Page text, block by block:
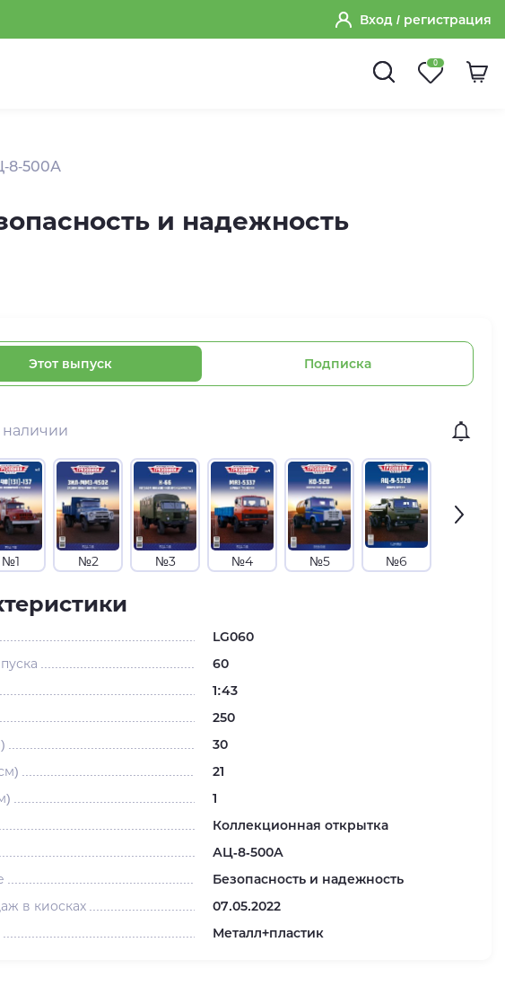
Вход / регистрация
0
8-500А
и надежность
Этот выпуск Подписка
наличии
№1 №2 №3 №4 №5 №6
LG060
60
1:43
250
30
21
1
Коллекционная открытка
АЦ-8-500А
Безопасность и надежность
в киосках
07.05.2022
Металл+пластик